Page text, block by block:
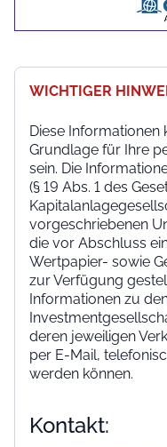
WICHTIGER
Diese Informationen
Grundlage für Ihre
sein. Die
(§ 19 Abs. 1 des
vorgeschriebenen
die vor Abschluss
Wertpapier- sowie
zur Verfügung
Informationen zu
deren jeweiligen
per E-Mail,
werden können.
Kontakt: